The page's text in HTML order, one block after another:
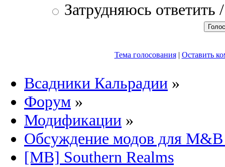
Затрудняюсь
Тема голосования| Оставить
Всадники Кальрадии »
Форум »
Модификации »
Обсуждение модов для
[MB] Southern Realms